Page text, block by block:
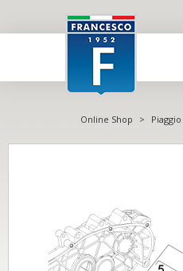
Online Shop > Piaggio